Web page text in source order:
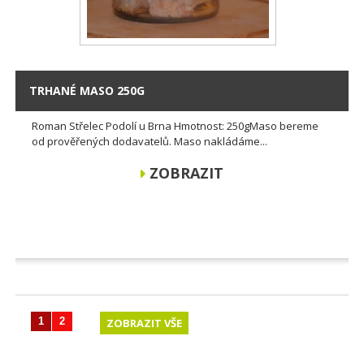
TRHANÉ MASO 250G
Roman Střelec Podolí u Brna Hmotnost: 250gMaso bereme
od prověřených dodavatelů. Maso nakládáme...
ZOBRAZIT
ZOBRAZIT VŠE
1 2